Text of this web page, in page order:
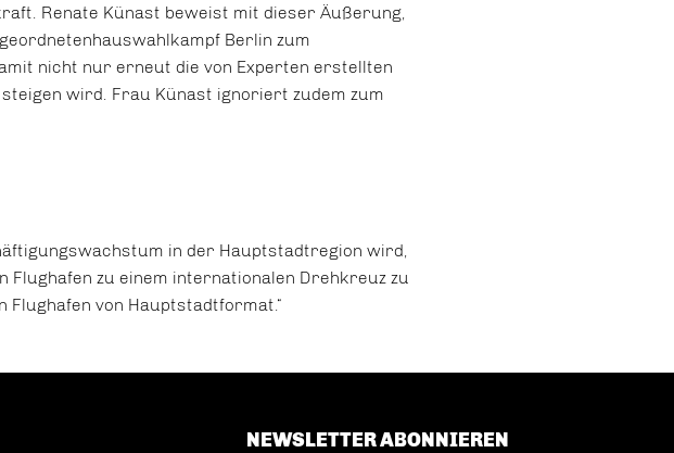
Renate Künast beweist mit dieser Äußerung,
Berlin zum
nicht nur erneut die von Experten erstellten
wird. Frau Künast ignoriert zudem zum
in der Hauptstadtregion wird,
zu einem internationalen Drehkreuz zu
von Hauptstadtformat.“
NEWSLETTER ABONNIEREN